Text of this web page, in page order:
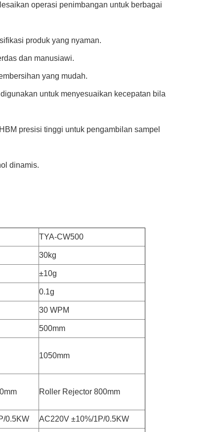
operasi penimbangan untuk berbagai
produk yang nyaman.
dan manusiawi.
yang mudah.
untuk menyesuaikan kecepatan bila
presisi tinggi untuk pengambilan sampel
dinamis.
TYA-CW500
30kg
±10g
0.1g
30 WPM
500mm
1050mm
Roller Rejector 800mm
0.5KW AC220V ±10%/1P/0.5KW